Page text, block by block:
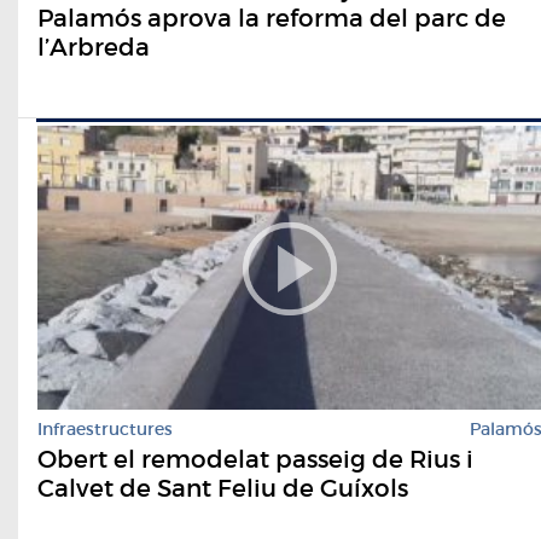
Palamós aprova la reforma del parc de
l’Arbreda
Infraestructures Palamós
Obert el remodelat passeig de Rius i
Calvet de Sant Feliu de Guíxols